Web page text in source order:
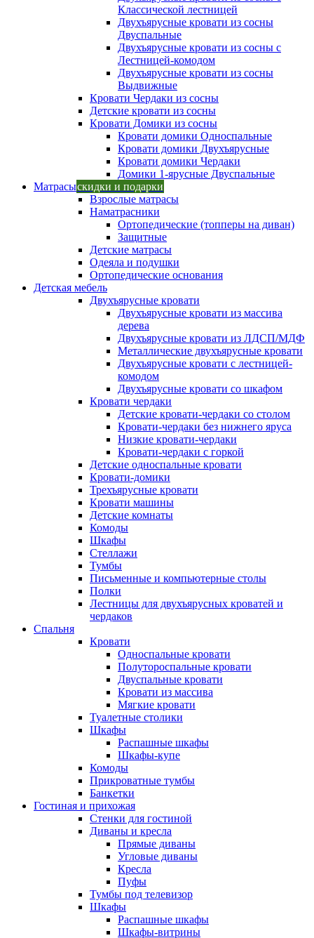
Классической лестницей
Двухъярусные кровати из сосны
Двуспальные
Двухъярусные кровати из сосны с
Лестницей-комодом
Двухъярусные кровати из сосны
Выдвижные
Кровати Чердаки из сосны
Детские кровати из сосны
Кровати Домики из сосны
Кровати домики Односпальные
Кровати домики Двухъярусные
Кровати домики Чердаки
Домики 1-ярусные Двуспальные
Матрасыскидки и подарки
Взрослые матрасы
Наматрасники
Ортопедические (топперы на диван)
Защитные
Детские матрасы
Одеяла и подушки
Ортопедические основания
Детская мебель
Двухъярусные кровати
Двухъярусные кровати из массива
дерева
Двухъярусные кровати из ЛДСП/МДФ
Металлические двухъярусные кровати
Двухъярусные кровати с лестницей-
комодом
Двухъярусные кровати со шкафом
Кровати чердаки
Детские кровати-чердаки со столом
Кровати-чердаки без нижнего яруса
Низкие кровати-чердаки
Кровати-чердаки с горкой
Детские односпальные кровати
Кровати-домики
Трехъярусные кровати
Кровати машины
Детские комнаты
Комоды
Шкафы
Стеллажи
Тумбы
Письменные и компьютерные столы
Полки
Лестницы для двухъярусных кроватей и
чердаков
Спальня
Кровати
Односпальные кровати
Полутороспальные кровати
Двуспальные кровати
Кровати из массива
Мягкие кровати
Туалетные столики
Шкафы
Распашные шкафы
Шкафы-купе
Комоды
Прикроватные тумбы
Банкетки
Гостиная и прихожая
Стенки для гостиной
Диваны и кресла
Прямые диваны
Угловые диваны
Кресла
Пуфы
Тумбы под телевизор
Шкафы
Распашные шкафы
Шкафы-витрины